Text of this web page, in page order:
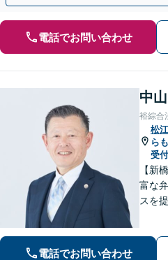
電話でお問い合わせ
中
裕綜合
松
ら
受
【新
富な
スを
す。
電話でお問い合わせ